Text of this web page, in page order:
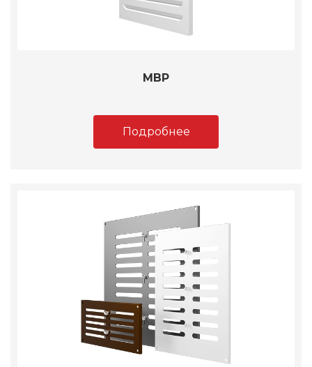
МВР
Подробнее